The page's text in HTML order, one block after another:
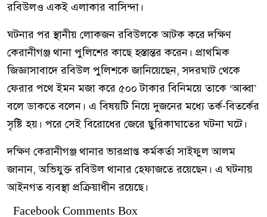
রবিউলও একই এলাকার বাসিন্দা।
ঘটনার পর স্থানীয় লোকজন রবিউলকে আটক করে দক্ষিণ
কেরানীগঞ্জ থানা পুলিশের কাছে হস্তান্তর করেন। প্রাথমিক
জিজ্ঞাসাবাদে রবিউল পুলিশকে জানিয়েছেন, সদরঘাট থেকে
ফেরার পথে ইমন মজা করে ৫০০ টাকার বিনিময়ে তাকে ‘আব্বা’
বলে ডাকতে বলেন। এ বিষয়টি নিয়ে দুজনের মধ্যে তর্ক-বিতর্কের
সৃষ্টি হয়। পরে সেই বিরোধের জেরে ছুরিকাঘাতের ঘটনা ঘটে।
দক্ষিণ কেরানীগঞ্জ থানার ভারপ্রাপ্ত কর্মকর্তা সাইফুল আলম
জানান, অভিযুক্ত রবিউল থানার হেফাজতে রয়েছেন। এ ঘটনায়
আইনগত ব্যবস্থা প্রক্রিয়াধীন রয়েছে।
Facebook Comments Box